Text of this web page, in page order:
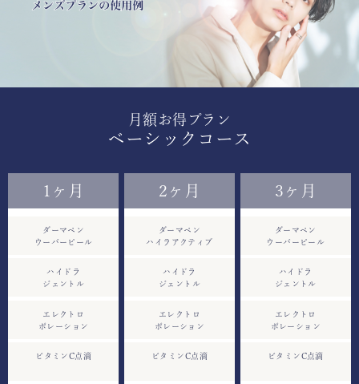
月額お得プラン
ベーシックコース
1ヶ月
ダーマペン
ウーバーピール
ハイドラ
ジェントル
エレクトロ
ポレーション
ビタミンC点滴
2ヶ月
ダーマペン
ハイラアクティブ
ハイドラ
ジェントル
エレクトロ
ポレーション
ビタミンC点滴
3ヶ月
ダーマペン
ウーバーピール
ハイドラ
ジェントル
エレクトロ
ポレーション
ビタミンC点滴